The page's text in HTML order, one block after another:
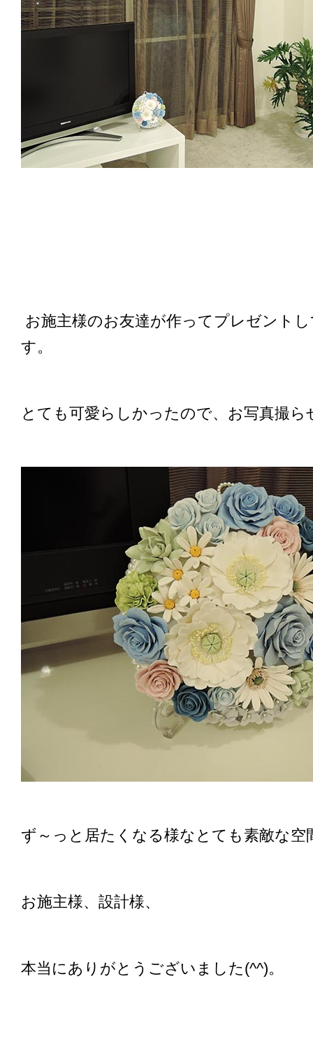
お施主様のお友達が作ってプレゼント
す。
とても可愛らしかったので、お写真撮
ず～っと居たくなる様なとても素敵な空
お施主様、設計様、
本当にありがとうございました(^^)。